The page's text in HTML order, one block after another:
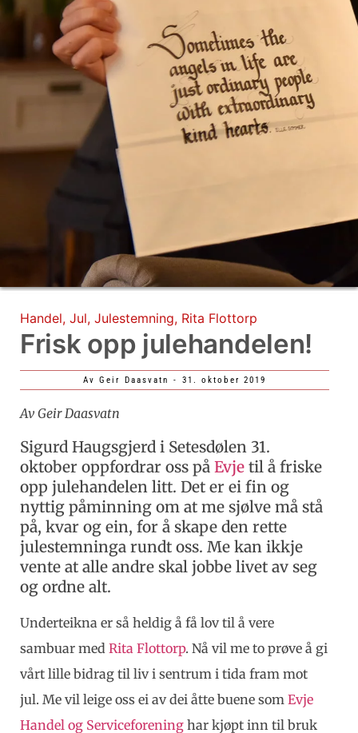
Handel, Jul, Julestemning, Rita Flottorp
Frisk opp julehandelen!
Av Geir Daasvatn - 31. oktober 2019
Av Geir Daasvatn
Sigurd Haugsgjerd i Setesdølen 31.
oktober oppfordrar oss på Evje til å friske
opp julehandelen litt. Det er ei fin og
nyttig påminning om at me sjølve må stå
på, kvar og ein, for å skape den rette
julestemninga rundt oss. Me kan ikkje
vente at alle andre skal jobbe livet av seg
og ordne alt.
Underteikna er så heldig å få lov til å vere
sambuar med Rita Flottorp. Nå vil me to prøve å gi
vårt lille bidrag til liv i sentrum i tida fram mot
jul. Me vil leige oss ei av dei åtte buene som Evje
Handel og Serviceforening har kjøpt inn til bruk